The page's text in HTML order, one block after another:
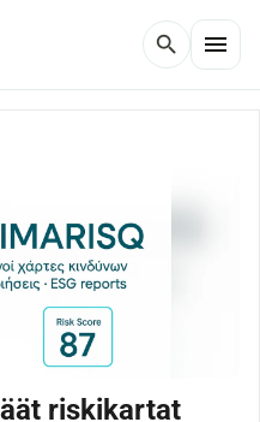
search menu
riskikartat